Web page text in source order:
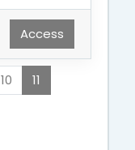
Access
10 11